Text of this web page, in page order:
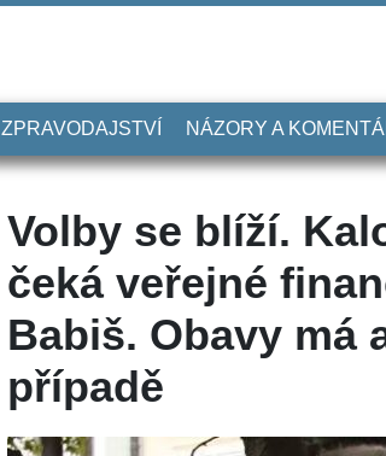
ZPRAVODAJSTVÍ NÁZORY A
Volby se blíží.
čeká veřejné
Babiš. Obavy má
případě